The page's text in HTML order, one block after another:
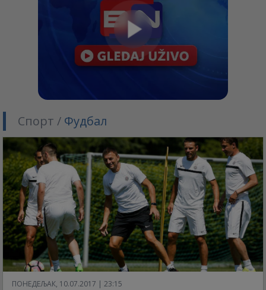
Спорт / Фудбал
ПОНЕДЕЉАК, 10.07.2017 | 23:15